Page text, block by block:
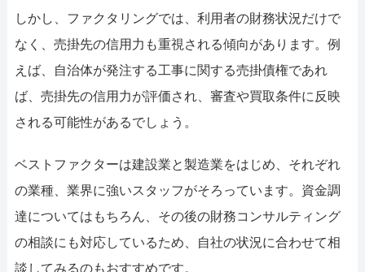
しかし、ファクタリングでは、利用者の財務状況だけで
なく、売掛先の信用力も重視される傾向があります。例
えば、自治体が発注する工事に関する売掛債権であれ
ば、売掛先の信用力が評価され、審査や買取条件に反映
される可能性があるでしょう。
ベストファクターは建設業と製造業をはじめ、それぞれ
の業種、業界に強いスタッフがそろっています。資金調
達についてはもちろん、その後の財務コンサルティング
の相談にも対応しているため、自社の状況に合わせて相
談してみるのもおすすめです。